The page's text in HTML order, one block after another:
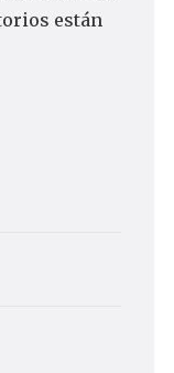
están